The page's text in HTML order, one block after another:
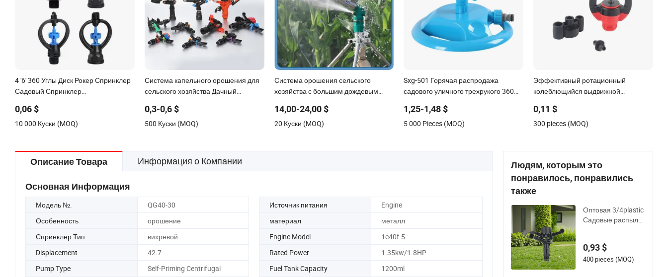
4 '6' 360 Углы Диск Рокер Спринклер
Садовый Спринклер
Шланг Спринклер Ротационное
Орошение Распыление
0,06 $
10 000 Куски (MOQ)
Система капельного орошения для
сельского хозяйства Дачный
на длинные расстояния 360 градус
Пластик POM PC PVC ABS
0,3-0,6 $
500 Куски (MOQ)
Система орошения сельского
хозяйства с большим дождевым
14,00-24,00 $
20 Куски (MOQ)
Sxg-501 Горячая распродажа
садового уличного трехрукого 360
орошения водяного распылителя
1,25-1,48 $
5 000 Pieces (MOQ)
Эффективный ротационный
колеблющийся выдвижной
газонов из пластика
0,11 $
300 pieces (MOQ)
Описание Товара Информация о Компании
Основная Информация
Модель №. QG40-30 Источник питания
Engine
Особенность
орошение материал
металл
Спринклер Тип
вихревой Engine Model
1e40f-5
Displacement
42.7 Rated Power
1.35kw/1.8HP
Pump Type
Self-Priming Centrifugal Fuel Tank Capacity
1200ml
Людям, которым это
понравилось, понравились
также
Оптовая 3/4plastic
Садовые распылит
ия для садов и ого
родов
0,93 $
400 pieces (MOQ)